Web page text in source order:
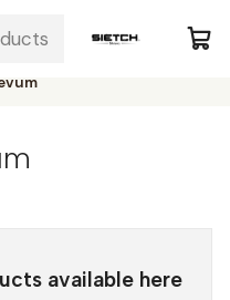
Limache.
available here